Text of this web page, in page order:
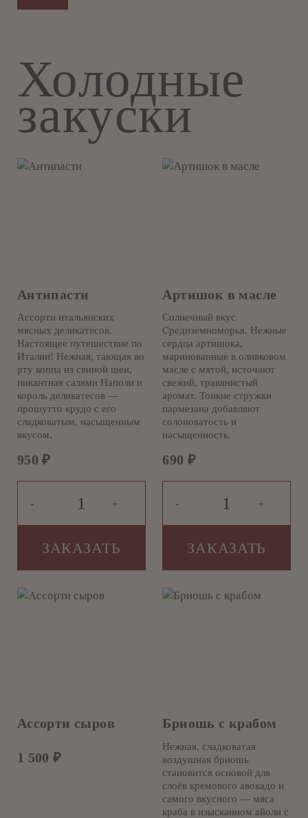
Холодные
закуски
Антипасти
950 ₽
Ассорти итальянских
мясных деликатесов.
Настоящее путешествие по
Италии! Нежная, тающая во
рту коппа из свиной шеи,
пикантная салями Наполи и
король деликатесов —
прошутто крудо с его
сладковатым, насыщенным
вкусом.
- +
ЗАКАЗАТЬ
Артишок в масле
690 ₽
Солнечный вкус
Средиземноморья. Нежные
сердца артишока,
маринованные в оливковом
масле с мятой, источают
свежий, травянистый
аромат. Тонкие стружки
пармезана добавляют
солоноватость и
насыщенность.
- +
ЗАКАЗАТЬ
Ассорти сыров
1 500 ₽
Бриошь с крабом
Нежная, сладковатая
воздушная бриошь
становится основой для
слоёв кремового авокадо и
самого вкусного — мяса
краба в изысканном айоли с